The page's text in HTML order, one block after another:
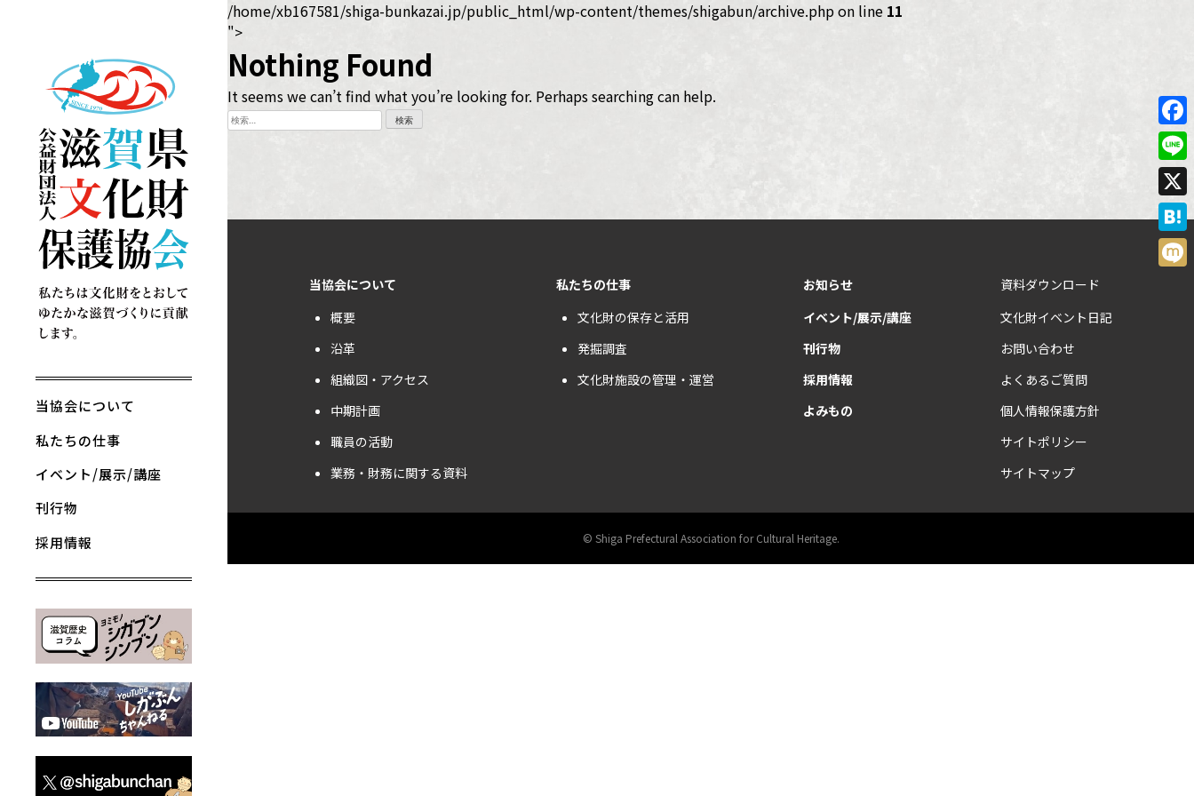
Skip
to
content
当協会について
私たちの仕事
イベント/展示/講座
刊行物
採用情報
/home/xb167581/shiga-bunkazai.jp/public_html/wp-content/themes/shigabun/archive.php on line 11
">
Nothing Found
It seems we can’t find what you’re looking for. Perhaps searching can help.
検
索:
当協会について
概要
沿革
組織図・アクセス
中期計画
職員の活動
業務・財務に関する資料
私たちの仕事
文化財の保存と活用
発掘調査
文化財施設の管理・運営
お知らせ
イベント/展示/講座
刊行物
採用情報
よみもの
資料ダウンロード
文化財イベント日記
お問い合わせ
よくあるご質問
個人情報保護方針
サイトポリシー
サイトマップ
©︎ Shiga Prefectural Association for Cultural Heritage.
Line
X